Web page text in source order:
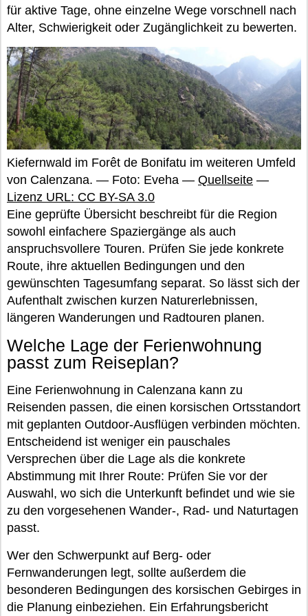
für aktive Tage, ohne einzelne Wege vorschnell nach
Alter, Schwierigkeit oder Zugänglichkeit zu bewerten.
Kiefernwald im Forêt de Bonifatu im weiteren Umfeld
von Calenzana. — Foto: Eveha — Quellseite —
Lizenz URL: CC BY-SA 3.0
Eine geprüfte Übersicht beschreibt für die Region
sowohl einfachere Spaziergänge als auch
anspruchsvollere Touren. Prüfen Sie jede konkrete
Route, ihre aktuellen Bedingungen und den
gewünschten Tagesumfang separat. So lässt sich der
Aufenthalt zwischen kurzen Naturerlebnissen,
längeren Wanderungen und Radtouren planen.
Welche Lage der Ferienwohnung
passt zum Reiseplan?
Eine Ferienwohnung in Calenzana kann zu
Reisenden passen, die einen korsischen Ortsstandort
mit geplanten Outdoor-Ausflügen verbinden möchten.
Entscheidend ist weniger ein pauschales
Versprechen über die Lage als die konkrete
Abstimmung mit Ihrer Route: Prüfen Sie vor der
Auswahl, wo sich die Unterkunft befindet und wie sie
zu den vorgesehenen Wander-, Rad- und Naturtagen
passt.
Wer den Schwerpunkt auf Berg- oder
Fernwanderungen legt, sollte außerdem die
besonderen Bedingungen des korsischen Gebirges in
die Planung einbeziehen. Ein Erfahrungsbericht